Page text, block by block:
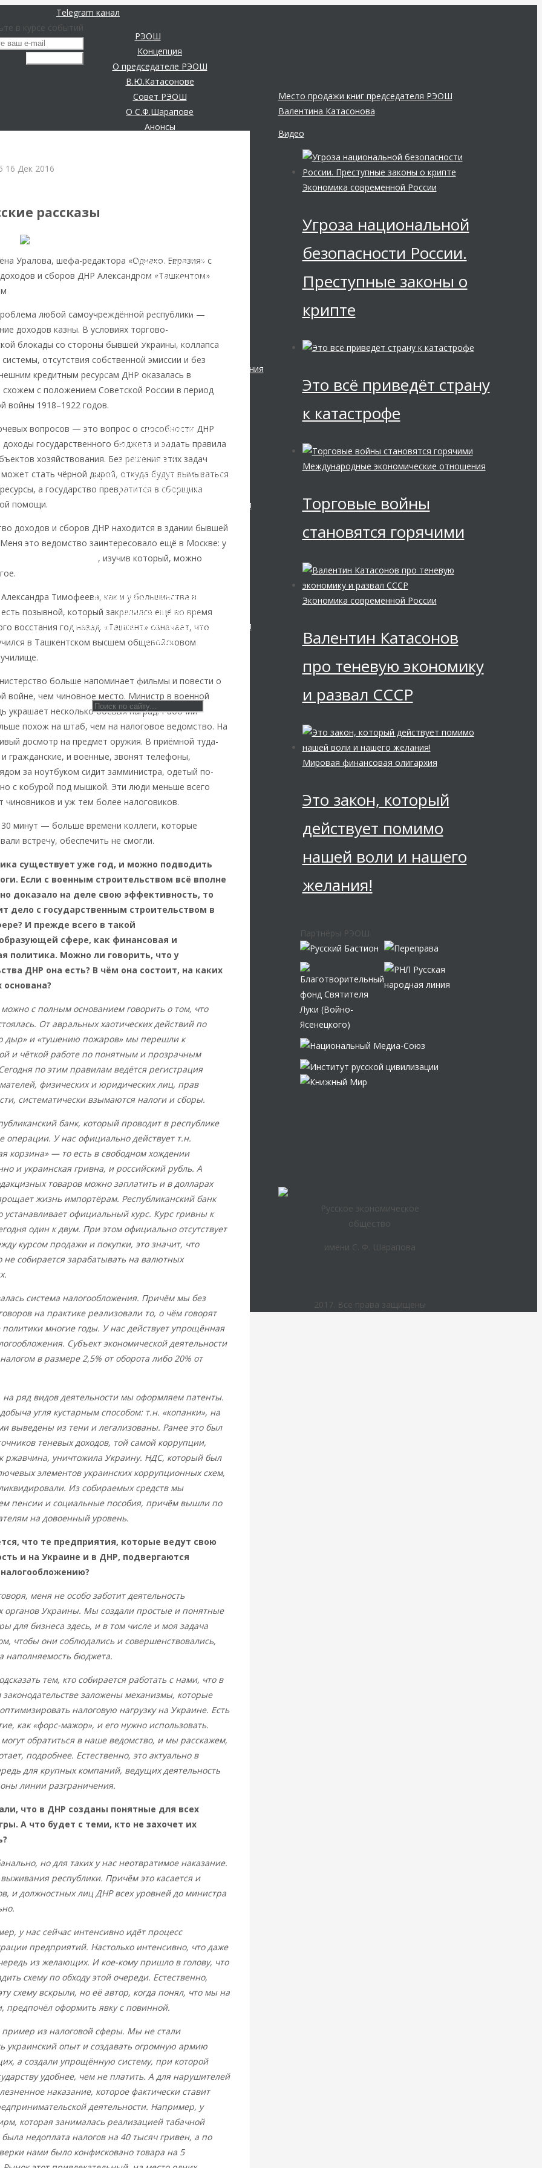
Telegram канал
в курсе событий
РЭОШ
Концепция
О председателе РЭОШ
В.Ю.Катасонове
Совет РЭОШ
О С.Ф.Шарапове
Анонсы
Нечволодов А. Д.
Кокорев Василий
Другие авторы
Современные книги
Экономика современной России
Мировая экономика
Международные экономические отношения
Христианство
Все рубрики…
Авторы РЭОШ
Архив статей
Экономика современной России
Мировая экономика
Международные экономические отношения
Христианство
История России
Все статьи
Экономика современной России
Мировая экономика
Международные экономические отношения
Деньги
Все видео
16 Дек 2016
рассказы
Уралова, шефа-редактора «Однако. Евразия» с
и сборов ДНР Александром «Ташкентом»
любой самоучреждённой республики —
доходов казны. В условиях торгово-
блокады со стороны бывшей Украины, коллапса
отсутствия собственной эмиссии и без
кредитным ресурсам ДНР оказалась в
с положением Советской России в период
войны 1918–1922 годов.
вопросов — это вопрос о способности ДНР
доходы государственного бюджета и задать правила
хозяйствования. Без решения этих задач
может стать чёрной дырой, откуда будут вымываться
а государство превратится в сборщика
помощи.
доходов и сборов ДНР находится в здании бывшей
это ведомство заинтересовало ещё в Москве: у
, изучив который, можно
Тимофеева, как и у большинства в
есть позывной, который закрепился ещё во время
восстания год назад. «Ташкент» означает, что
в Ташкентском высшем общевойсковом
больше напоминает фильмы и повести о
войне, чем чиновное место. Министр в военной
украшает несколько боевых наград. Рабочий
похож на штаб, чем на налоговое ведомство. На
досмотр на предмет оружия. В приёмной туда-
гражданские, и военные, звонят телефоны,
за ноутбуком сидит замминистра, одетый по-
с кобурой под мышкой. Эти люди меньше всего
чиновников и уж тем более налоговиков.
30 минут — больше времени коллеги, которые
встречу, обеспечить не смогли.
существует уже год, и можно подводить
Если с военным строительством всё вполне
доказало на деле свою эффективность, то
дело с государственным строительством в
И прежде всего в такой
сфере, как финансовая и
политика. Можно ли говорить, что у
ДНР она есть? В чём она состоит, на каких
с полным основанием говорить о том, что
От авральных хаотических действий по
дыр» и «тушению пожаров» мы перешли к
и чёткой работе по понятным и прозрачным
по этим правилам ведётся регистрация
физических и юридических лиц, прав
систематически взымаются налоги и сборы.
банк, который проводит в республике
операции. У нас официально действует т.н.
корзина» — то есть в свободном хождении
и украинская гривна, и российский рубль. А
товаров можно заплатить и в долларах
жизнь импортёрам. Республиканский банк
устанавливает официальный курс. Курс гривны к
один к двум. При этом официально отсутствует
курсом продажи и покупки, это значит, что
не собирается зарабатывать на валютных
система налогообложения. Причём мы без
на практике реализовали то, о чём говорят
политики многие годы. У нас действует упрощённая
Субъект экономической деятельности
в размере 2,5% от оборота либо 20% от
на ряд видов деятельности мы оформляем патенты.
угля кустарным способом: т.н. «копанки», на
выведены из тени и легализованы. Ранее это был
теневых доходов, той самой коррупции,
ржавчина, уничтожила Украину. НДС, который был
элементов украинских коррупционных схем,
Из собираемых средств мы
пенсии и социальные пособия, причём вышли по
на довоенный уровень.
что те предприятия, которые ведут свою
и на Украине и в ДНР, подвергаются
меня не особо заботит деятельность
органов Украины. Мы создали простые и понятные
для бизнеса здесь, и в том числе и моя задача
чтобы они соблюдались и совершенствовались,
наполняемость бюджета.
тем, кто собирается работать с нами, что в
законодательстве заложены механизмы, которые
налоговую нагрузку на Украине. Есть
как «форс-мажор», и его нужно использовать.
обратиться в наше ведомство, и мы расскажем,
подробнее. Естественно, это актуально в
для крупных компаний, ведущих деятельность
линии разграничения.
что в ДНР созданы понятные для всех
А что будет с теми, кто не захочет их
но для таких у нас неотвратимое наказание.
республики. Причём это касается и
и должностных лиц ДНР всех уровней до министра
у нас сейчас интенсивно идёт процесс
предприятий. Настолько интенсивно, что даже
из желающих. И кое-кому пришло в голову, что
схему по обходу этой очереди. Естественно,
схему вскрыли, но её автор, когда понял, что мы на
предпочёл оформить явку с повинной.
пример из налоговой сферы. Мы не стали
украинский опыт и создавать огромную армию
а создали упрощённую систему, при которой
удобнее, чем не платить. А для нарушителей
наказание, которое фактически ставит
деятельности. Например, у
которая занималась реализацией табачной
недоплата налогов на 40 тысяч гривен, а по
нами было конфисковано товара на 5
Место продажи книг председателя РЭОШ
Валентина Катасонова
Видео
Экономика современной России
Угроза национальной
безопасности России.
Преступные законы о
крипте
Это всё приведёт страну
к катастрофе
Международные экономические отношения
Торговые войны
становятся горячими
Экономика современной России
Валентин Катасонов
про теневую экономику
и развал СССР
Мировая финансовая олигархия
Это закон, который
действует помимо
нашей воли и нашего
желания!
Партнёры РЭОШ
Русское экономическое
общество
имени С. Ф. Шарапова
2017. Все права защищены